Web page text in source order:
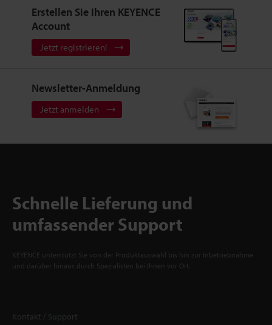
Erstellen Sie Ihren KEYENCE
Account
Jetzt registrieren!
Newsletter-Anmeldung
Jetzt anmelden
Schnelle Lieferung und
umfassender Support
KEYENCE unterstützt Sie von der Produktauswahl bis hin zur Inbetriebnahme
und darüber hinaus durch Spezialisten bei Ihnen vor Ort.
Kontakt / Support